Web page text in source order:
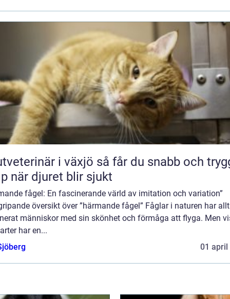
i växjö så får du snabb och trygg
när djuret blir sjukt
fågel: En fascinerande värld av imitation och variation”
översikt över ”härmande fågel” Fåglar i naturen har
människor med sin skönhet och förmåga att flyga. Men
har en...
01 april